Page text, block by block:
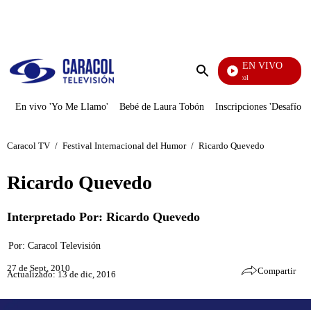
Enviar
EN VIVO
Noticias Caracol
En vivo 'Yo Me Llamo' Bebé de Laura Tobón Inscripciones 'Desafío'
Caracol TV / Festival Internacional del Humor / Ricardo Quevedo
Ricardo Quevedo
Interpretado Por: Ricardo Quevedo
Por: Caracol Televisión
27 de Sept, 2010
Actualizado: 13 de dic, 2016 Compartir